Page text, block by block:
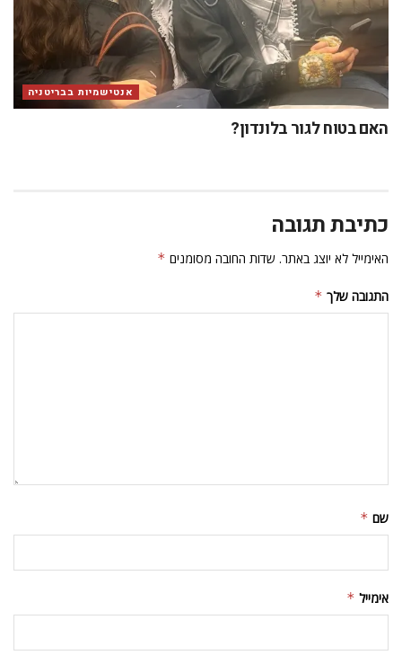
אנטישמיות בבריטניה
האם בטוח לגור בלונדון?
כתיבת תגובה
האימייל לא יוצג באתר. שדות החובה מסומנים *
התגובה שלך *
שם *
אימייל *